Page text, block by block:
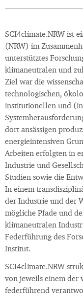
SCI4climate.NRW ist
(NRW) im
unterstütztes
klimaneutralen und
Ziel war die
technologischen,
institutionellen und
dort ansässigen
energieintensiven
Arbeiten erfolgten in
Industrie und
Studien sowie die
In einem
der Industrie und der
mögliche Pfade und
klimaneutralen
Federführung des
Institut.
SCI4climate.NRW
von jeweils einem der
federführend